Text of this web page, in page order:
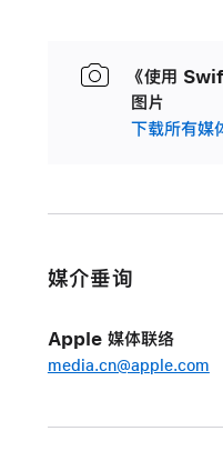
《使用
图片
下载所有媒
媒介垂询
Apple 媒体联络
media.cn@apple.com